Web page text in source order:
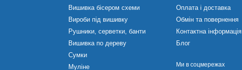
Вишивка бісером схеми
Вироби під вишивку
Рушники, серветки, банти
Вишивка по дереву
Сумки
Муліне
Оплата і доставка
Обмін та повернення
Контактна інформація
Блог
Ми в соцмережах